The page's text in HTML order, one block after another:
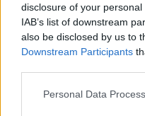
disclosure of your
IAB’s list of downstream
also be disclosed by us to
Downstream Participants
Please note that this
Personal Data
πηγή: TruthSocial
Ο Τραμπ παρουσιάζει
αντισημιτικών
προεκλογικής